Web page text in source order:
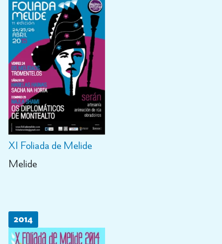
XI Foliada de Melide
Melide
2014